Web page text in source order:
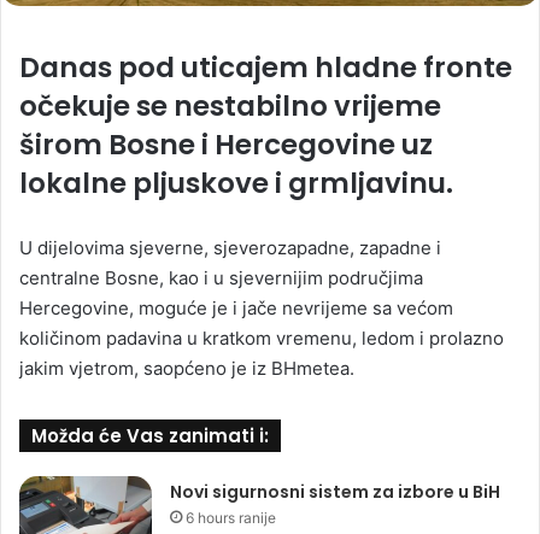
Danas pod uticajem hladne fronte
očekuje se nestabilno vrijeme
širom Bosne i Hercegovine uz
lokalne pljuskove i grmljavinu.
U dijelovima sjeverne, sjeverozapadne, zapadne i
centralne Bosne, kao i u sjevernijim područjima
Hercegovine, moguće je i jače nevrijeme sa većom
količinom padavina u kratkom vremenu, ledom i prolazno
jakim vjetrom, saopćeno je iz BHmetea.
Možda će Vas zanimati i:
Novi sigurnosni sistem za izbore u BiH
6 hours ranije